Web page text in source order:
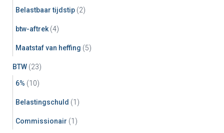
Belastbaar tijdstip (2)
btw-aftrek (4)
Maatstaf van heffing (5)
BTW (23)
6% (10)
Belastingschuld (1)
Commissionair (1)